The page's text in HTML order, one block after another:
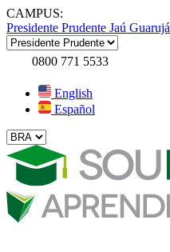
CAMPUS:
Presidente Prudente Jaú Guarujá
0800 771 5533
English
Español